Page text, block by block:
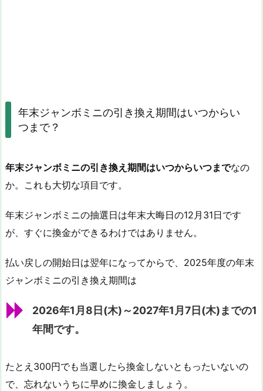
年末ジャンボミニの引き換え期間はいつからい
つまで？
年末ジャンボミニの引き換え期間はいつからいつまでなの
か。これも大切な項目です。
年末ジャンボミニの抽選日は年末大晦日の12月31日です
が、すぐに換金ができるわけではありません。
払い戻しの開始日は翌年になってからで、2025年度の年末
ジャンボミニの引き換え期間は
2026年1月8日(木)～2027年1月7日(木)までの1
年間です。
たとえ300円でも当選したら換金しないともったいないの
で、忘れないうちに早めに換金しましょう。